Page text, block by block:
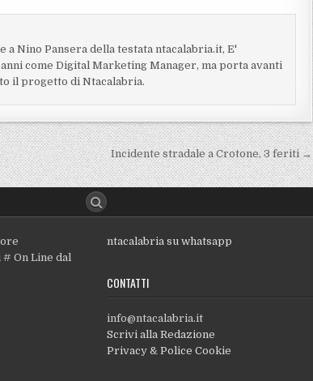
Nino Pansera della testata ntacalabria.it, E'
come Digital Marketing Manager, ma porta avanti
il progetto di Ntacalabria.
Incidente stradale a Crotone, 3 feriti →
On Line dal
ntacalabria su whatsapp
CONTATTI
info@ntacalabria.it
Scrivi alla Redazione
Privacy & Police Cookie